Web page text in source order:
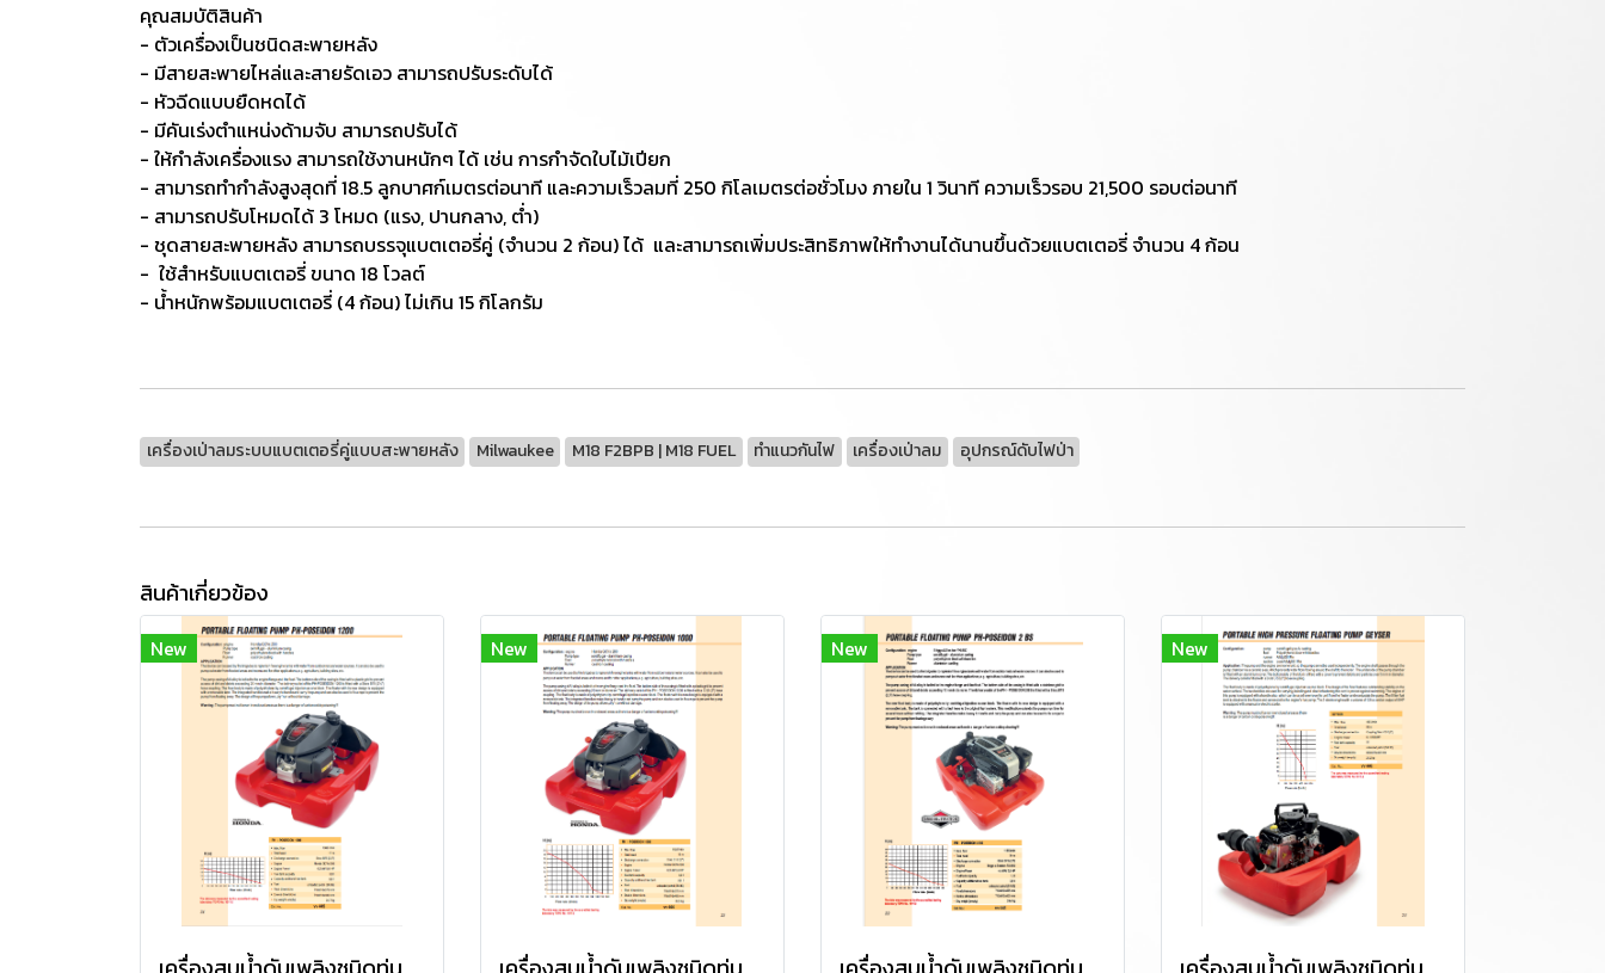
คุณสมบัติสินค้า
- ตัวเครื่องเป็นชนิดสะพายหลัง
- มีสายสะพายไหล่และสายรัดเอว สามารถปรับระดับได้
- หัวฉีดแบบยืดหดได้
- มีคันเร่งตำแหน่งด้ามจับ สามารถปรับได้
- ให้กำลังเครื่องแรง สามารถใช้งานหนักๆ ได้ เช่น การกำจัดใบไม้เปียก
- สามารถทำกำลังสูงสุดที่ 18.5 ลูกบาศก์เมตรต่อนาที และความเร็วลมที่ 250 กิโลเมตรต่อชั่วโมง ภายใน 1 วินาที ความเร็วรอบ 21,500 รอบต่อนาที
- สามารถปรับโหมดได้ 3 โหมด (แรง, ปานกลาง, ต่ำ)
- ชุดสายสะพายหลัง สามารถบรรจุแบตเตอรี่คู่ (จำนวน 2 ก้อน) ได้ และสามารถเพิ่มประสิทธิภาพให้ทำงานได้นานขึ้นด้วยแบตเตอรี่ จำนวน 4 ก้อน
- ใช้สำหรับแบตเตอรี่ ขนาด 18 โวลต์
- น้ำหนักพร้อมแบตเตอรี่ (4 ก้อน) ไม่เกิน 15 กิโลกรัม
เครื่องเป่าลมระบบแบตเตอรี่คู่แบบสะพายหลัง Milwaukee M18 F2BPB | M18 FUEL ทำแนวกันไฟ เครื่องเป่าลม อุปกรณ์ดับไฟป่า
สินค้าเกี่ยวข้อง
New New New New